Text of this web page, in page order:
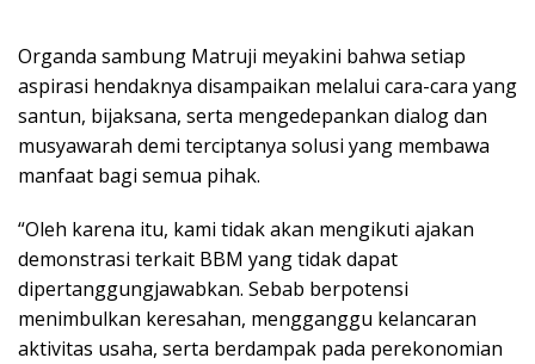
Organda sambung Matruji meyakini bahwa setiap
aspirasi hendaknya disampaikan melalui cara-cara yang
santun, bijaksana, serta mengedepankan dialog dan
musyawarah demi terciptanya solusi yang membawa
manfaat bagi semua pihak.
“Oleh karena itu, kami tidak akan mengikuti ajakan
demonstrasi terkait BBM yang tidak dapat
dipertanggungjawabkan. Sebab berpotensi
menimbulkan keresahan, mengganggu kelancaran
aktivitas usaha, serta berdampak pada perekonomian